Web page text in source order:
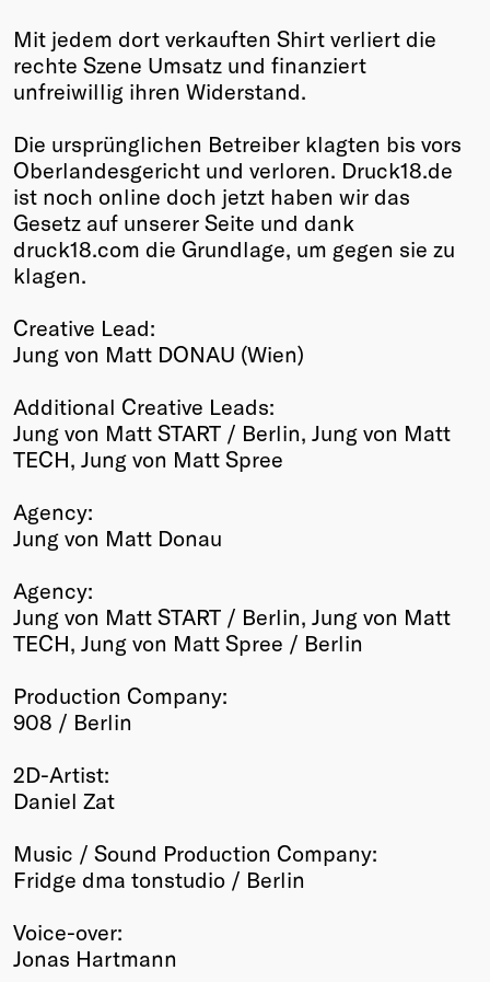
Mit jedem dort verkauften Shirt verliert die
rechte Szene Umsatz und finanziert
unfreiwillig ihren Widerstand.
Die ursprünglichen Betreiber klagten bis vors
Oberlandesgericht und verloren. Druck18.de
ist noch online doch jetzt haben wir das
Gesetz auf unserer Seite und dank
druck18.com die Grundlage, um gegen sie zu
klagen.
Creative Lead:
Jung von Matt DONAU (Wien)
Additional Creative Leads:
Jung von Matt START / Berlin, Jung von Matt
TECH, Jung von Matt Spree
Agency:
Jung von Matt Donau
Agency:
Jung von Matt START / Berlin, Jung von Matt
TECH, Jung von Matt Spree / Berlin
Production Company:
908 / Berlin
2D-Artist:
Daniel Zat
Music / Sound Production Company:
Fridge dma tonstudio / Berlin
Voice-over:
Jonas Hartmann